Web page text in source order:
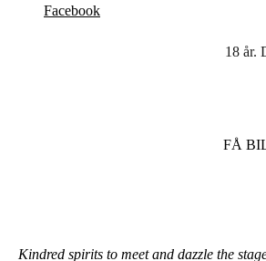
Facebook
18 år.
FÅ
Kindred spirits to meet and dazzle the